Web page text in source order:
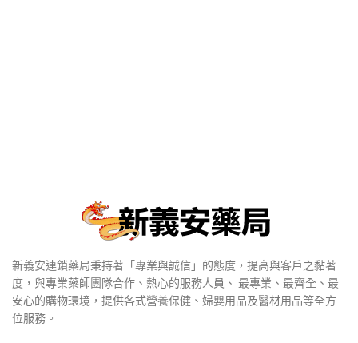
新義安連鎖藥局秉持著「專業與誠信」的態度，提高與客戶之黏著
度，與專業藥師團隊合作、熱心的服務人員、 最專業、最齊全、最
安心的購物環境，提供各式營養保健、婦嬰用品及醫材用品等全方
位服務。